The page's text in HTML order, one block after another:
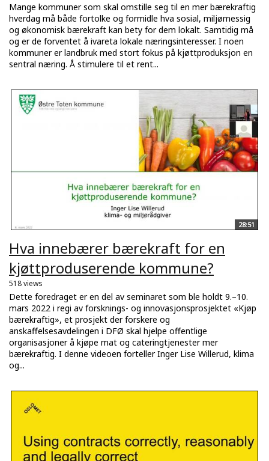
Mange kommuner som skal omstille seg til en mer bærekraftig
hverdag må både fortolke og formidle hva sosial, miljømessig
og økonomisk bærekraft kan bety for dem lokalt. Samtidig må
og er de forventet å ivareta lokale næringsinteresser. I noen
kommuner er landbruk med stort fokus på kjøttproduksjon en
sentral næring. Å stimulere til et rent...
28:51
Hva innebærer bærekraft for en
kjøttproduserende kommune?
518 views
Dette foredraget er en del av seminaret som ble holdt 9.–10.
mars 2022 i regi av forsknings- og innovasjonsprosjektet «Kjøp
bærekraftig», et prosjekt der forskere og
anskaffelsesavdelingen i DFØ skal hjelpe offentlige
organisasjoner å kjøpe mat og cateringtjenester mer
bærekraftig. I denne videoen forteller Inger Lise Willerud, klima
og...